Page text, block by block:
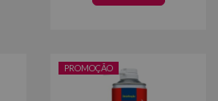
PROMOÇÃO